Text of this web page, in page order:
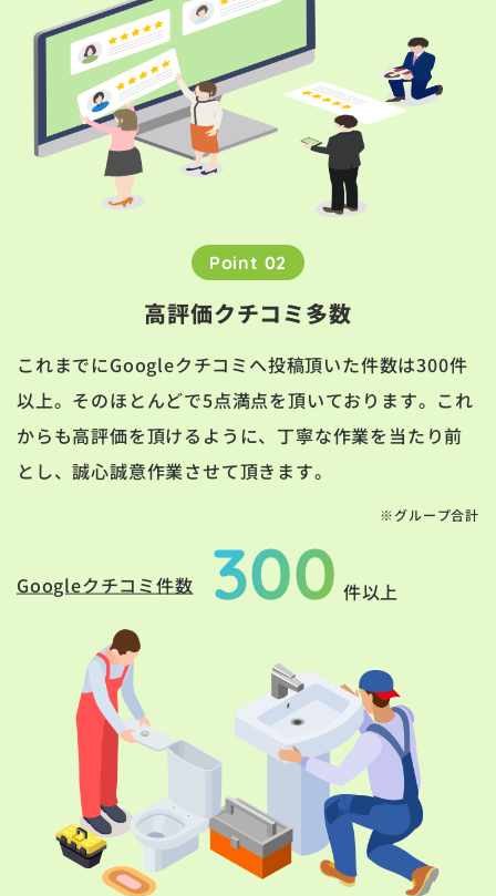
Point 02
高評価クチコミ多数
これまでにGoogleクチコミへ投稿頂いた件数は300件
以上。そのほとんどで5点満点を頂いております。これ
からも高評価を頂けるように、丁寧な作業を当たり前
とし、誠心誠意作業させて頂きます。
※グループ合計
Googleクチコミ件数 300 件以上